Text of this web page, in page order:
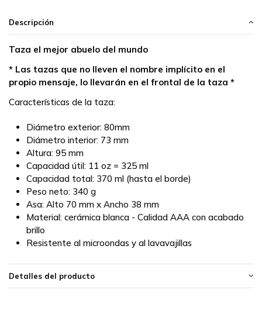
Descripción
Taza el mejor abuelo del mundo
* Las tazas que no lleven el nombre implícito en el
propio mensaje, lo llevarán en el frontal de la taza *
Características de la taza:
Diámetro exterior: 80mm
Diámetro interior: 73 mm
Altura: 95 mm
Capacidad útil: 11 oz = 325 ml
Capacidad total: 370 ml (hasta el borde)
Peso neto: 340 g
Asa: Alto 70 mm x Ancho 38 mm
Material: cerámica blanca - Calidad AAA con acabado
brillo
Resistente al microondas y al lavavajillas
Detalles del producto